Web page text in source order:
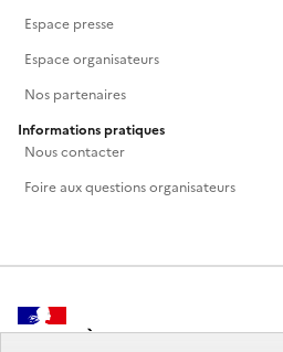
Espace presse
Espace organisateurs
Nos partenaires
Informations pratiques
Nous contacter
Foire aux questions organisateurs
MINISTÈRE